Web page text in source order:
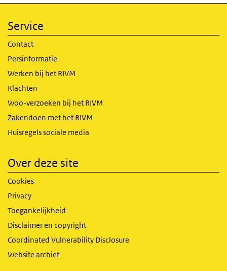
Service
Contact
Persinformatie
Werken bij het RIVM
Klachten
Woo-verzoeken bij het RIVM
Zakendoen met het RIVM
Huisregels sociale media
Over deze site
Cookies
Privacy
Toegankelijkheid
Disclaimer en copyright
Coordinated Vulnerability Disclosure
Website archief